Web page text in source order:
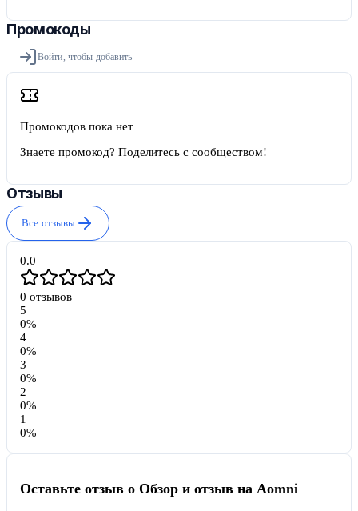
Промокоды
Войти, чтобы добавить
Промокодов пока нет
Знаете промокод? Поделитесь с сообществом!
Отзывы
Все отзывы
0.0
0 отзывов
5
0%
4
0%
3
0%
2
0%
1
0%
Оставьте отзыв о Обзор и отзыв на Aomni